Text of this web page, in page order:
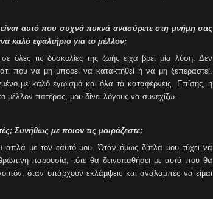
αυτό που συχνά πυκνά ανασύρετε στη μνήμη σας
καλό εφαλτήριο για το μέλλον;
σε όλες τις δυσκολίες της ζωής είχα βρει μία λύση. Δεν
που να μη μπορεί να κατακτηθεί ή να μη ξεπεραστεί.
με καλό εγωισμό και όλα τα καταφέρνεις. Επίσης, η
μέλλον πατέρας, μου δίνει λόγους να συνεχίζω.
Συνήθως με ποιον τις μοιράζεστε;
απλά με τον εαυτό μου. Όταν όμως δίπλα μου τύχει να
παρουσία, τότε θα δεινοπαθήσει με αυτά που θα
όταν υπάρχουν εκλάμψεις και αναλαμπές να είμαι